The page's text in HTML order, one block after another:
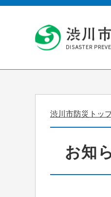
渋川市防災トッ
お知